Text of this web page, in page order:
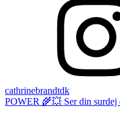
cathrinebrandtdk
POWER 🌾💥 Ser din surdej